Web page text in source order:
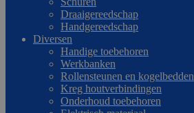
Draaigereedschap
Handgereedschap
Diversen
Handige toebehoren
Werkbanken
Rollensteunen en kogelbedden
Kreg houtverbindingen
Onderhoud toebehoren